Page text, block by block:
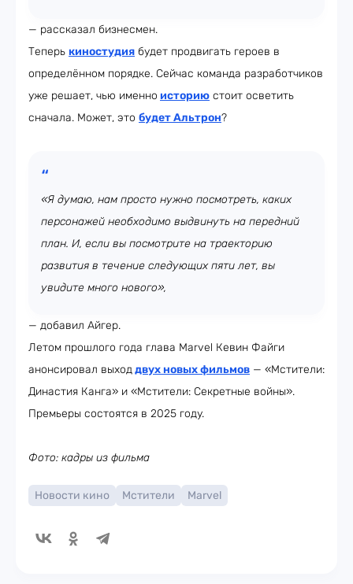
— рассказал бизнесмен.
Теперь киностудия будет продвигать героев в
определённом порядке. Сейчас команда разработчиков
уже решает, чью именно историю стоит осветить
сначала. Может, это будет Альтрон?
«Я думаю, нам просто нужно посмотреть, каких
персонажей необходимо выдвинуть на передний
план. И, если вы посмотрите на траекторию
развития в течение следующих пяти лет, вы
увидите много нового»,
— добавил Айгер.
Летом прошлого года глава Marvel Кевин Файги
анонсировал выходдвух новых фильмов — «Мстители:
Династия Канга» и «Мстители: Секретные войны».
Премьеры состоятся в 2025 году.
Фото: кадры из фильма
Новости кино Мстители Marvel